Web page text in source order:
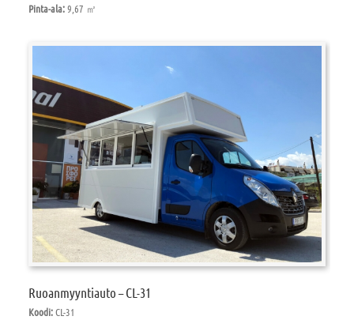
Pinta-ala:9,67 ㎡
Ruoanmyyntiauto – CL-31
Koodi:CL-31